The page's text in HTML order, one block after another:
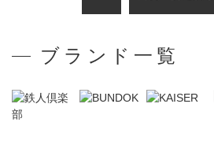
ブランド一覧